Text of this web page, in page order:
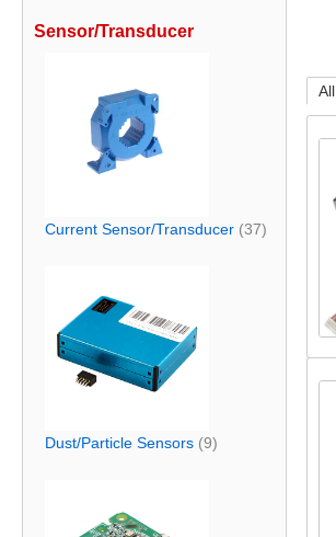
Sensor/Transducer
Current Sensor/Transducer (37)
Dust/Particle Sensors (9)